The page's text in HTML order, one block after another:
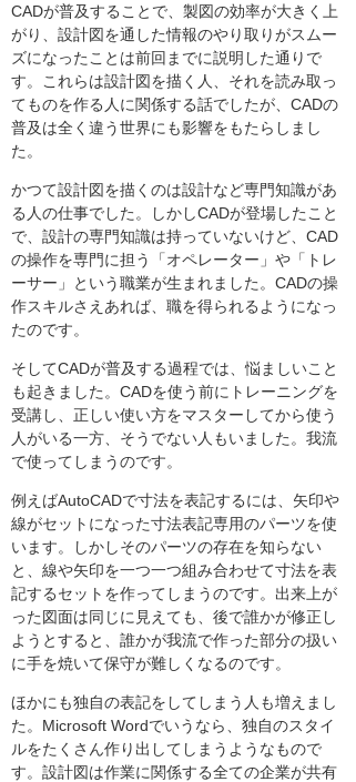
CADが普及することで、製図の効率が大きく上
がり、設計図を通した情報のやり取りがスムー
ズになったことは前回までに説明した通りで
す。これらは設計図を描く人、それを読み取っ
てものを作る人に関係する話でしたが、CADの
普及は全く違う世界にも影響をもたらしまし
た。
かつて設計図を描くのは設計など専門知識があ
る人の仕事でした。しかしCADが登場したこと
で、設計の専門知識は持っていないけど、CAD
の操作を専門に担う「オペレーター」や「トレ
ーサー」という職業が生まれました。CADの操
作スキルさえあれば、職を得られるようになっ
たのです。
そしてCADが普及する過程では、悩ましいこと
も起きました。CADを使う前にトレーニングを
受講し、正しい使い方をマスターしてから使う
人がいる一方、そうでない人もいました。我流
で使ってしまうのです。
例えばAutoCADで寸法を表記するには、矢印や
線がセットになった寸法表記専用のパーツを使
います。しかしそのパーツの存在を知らない
と、線や矢印を一つ一つ組み合わせて寸法を表
記するセットを作ってしまうのです。出来上が
った図面は同じに見えても、後で誰かが修正し
ようとすると、誰かが我流で作った部分の扱い
に手を焼いて保守が難しくなるのです。
ほかにも独自の表記をしてしまう人も増えまし
た。Microsoft Wordでいうなら、独自のスタイ
ルをたくさん作り出してしまうようなもので
す。設計図は作業に関係する全ての企業が共有